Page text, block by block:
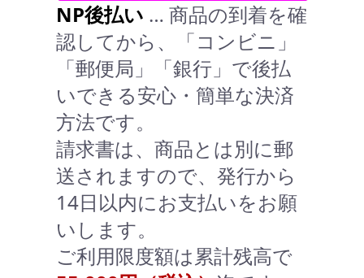
NP後払い … 商品の到着を確
認してから、「コンビニ」
「郵便局」「銀行」で後払
いできる安心・簡単な決済
方法です。
請求書は、商品とは別に郵
送されますので、発行から
14日以内にお支払いをお願
いします。
ご利用限度額は累計残高で